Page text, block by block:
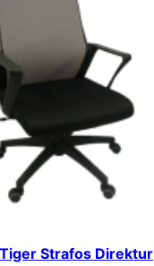
Strafos Direktur